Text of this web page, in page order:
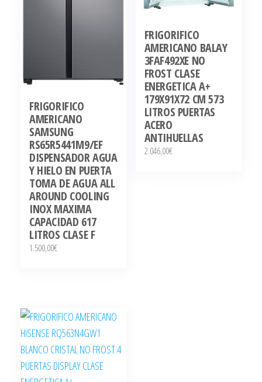
FRIGORIFICO
AMERICANO
SAMSUNG
RS65R5441M9/EF
DISPENSADOR AGUA
Y HIELO EN PUERTA
TOMA DE AGUA ALL
AROUND COOLING
INOX MAXIMA
CAPACIDAD 617
LITROS CLASE F
1.500,00€
FRIGORIFICO
AMERICANO BALAY
3FAF492XE NO
FROST CLASE
ENERGETICA A+
179X91X72 CM 573
LITROS PUERTAS
ACERO
ANTIHUELLAS
2.046,00€